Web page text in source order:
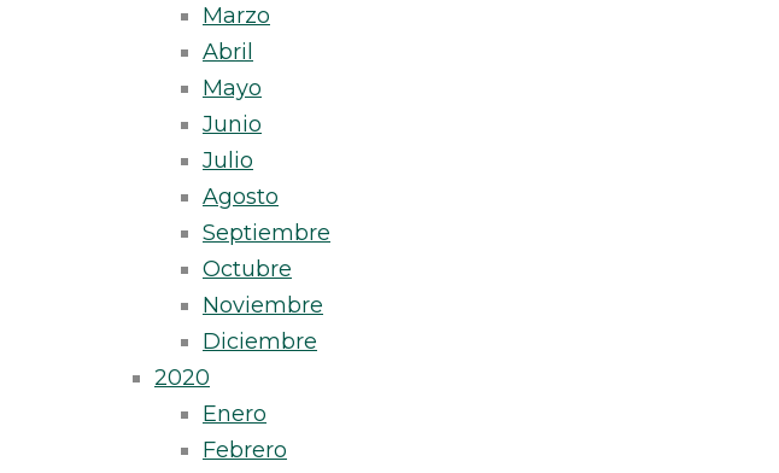
Marzo
Abril
Mayo
Junio
Julio
Agosto
Septiembre
Octubre
Noviembre
Diciembre
2020
Enero
Febrero